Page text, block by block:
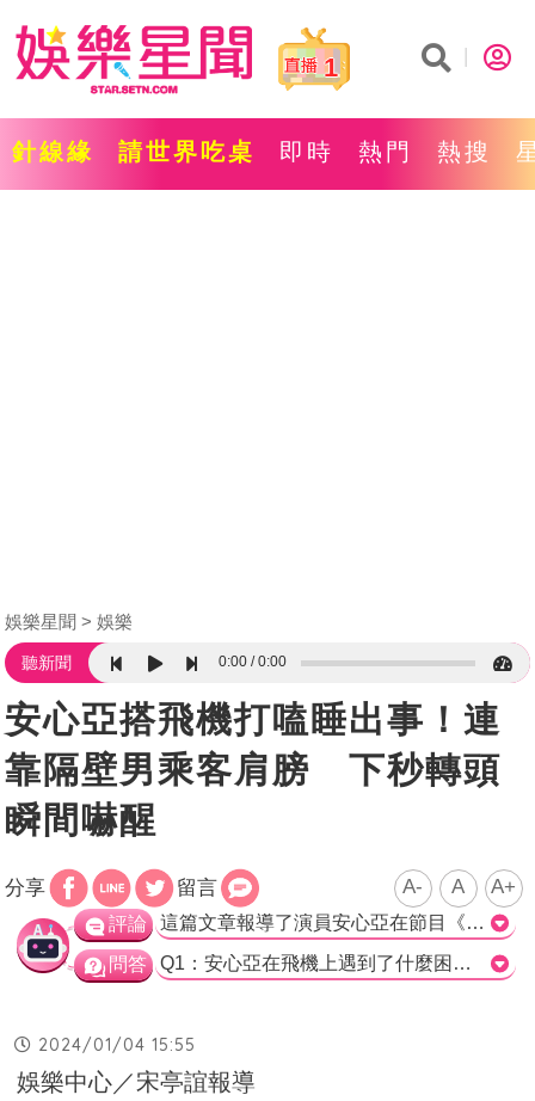
1
針線緣 請世界吃桌 即時 熱門 熱搜
娛樂星聞 娛樂
聽新聞 0:00 0:00
安心亞搭飛機打嗑睡出事！連
靠隔壁男乘客肩膀 下秒轉頭
瞬間嚇醒
分享 留言 A- A A+
評論 這篇文章報導了演員安心亞在節目《同學來了》中分享在飛機上的怪事。安心亞透露自己曾經在飛機上打瞌睡時不小心頻頻靠到旁邊男乘客的肩膀上，最後發現對方和他的妻子互換座位，讓安心亞感到很尷尬。這個故事引起了現場觀眾的笑聲，主持人阿Ken也幽默地模仿了對方的心情，讓整個場面充滿歡樂氛圍。 這篇文章以輕鬆有趣的方式描述了在飛機上遇到的怪事情。安心亞自嘲地分享了自己在飛機上的尷尬經歷，並且在描述時展現了一些幽默感，令人捧腹大笑。同時，主持人阿Ken的模仿也增添了文章的趣味性。這樣的輕松氛圍讓觀眾享受到了愉快的娛樂，大家都可以透過這些輕鬆的故事放鬆心情。 然而，這篇文章相對來說缺乏深度和實質性內容。雖然這些輕鬆的故事可以帶給觀眾歡樂，但是對於飛機的安全、乘客禮儀等問題並沒有涉及。或許未來的報導可以更加全面地探討在飛機上的種種情況，例如如何處理乘客之間的衝突、對待小孩子的方法等等。這樣的報導能夠提供更實用的資訊給觀眾，同時也能加強對飛行禮儀的重視和意識。 總結而言，這篇文章通過安心亞在節目中分享在飛機上的尷尬經歷，呈現了一個輕鬆有趣的場景，讓觀眾享受到了娛樂。然而，文章缺乏深度和實質性內容，希望未來的報導能更全面地探討飛機上的相關議題，提供更實用的資訊給觀眾。>
問答 Q1：安心亞在飛機上遇到了什麼困擾？ a) 被小孩子打擾 b) 坐不住的小朋友 c) 無聊的空檔時間 正確答案：a) 被小孩子打擾 Q2：在節目《同學來了》中，邀請了哪些人一起分享飛機上的怪事？ a) 歌手與演員 b) 空服員與機組人員 c) 主持人與觀眾 正確答案：b) 空服員與機組人員 Q3：安心亞在飛機上睡著後，靠到了哪位男乘客的肩膀上？ a) 阿Ken b) 張立東 c) 另一位男子 正確答案：c) 另一位男子
2024/01/04 15:55
娛樂中心／宋亭誼報導